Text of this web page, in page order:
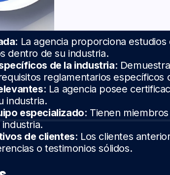
: La agencia proporciona
dentro de su industria.
de la industria:
reglamentarios específicos
: La agencia posee
industria.
especializado: Tienen
de clientes: Los clientes
o testimonios sólidos.